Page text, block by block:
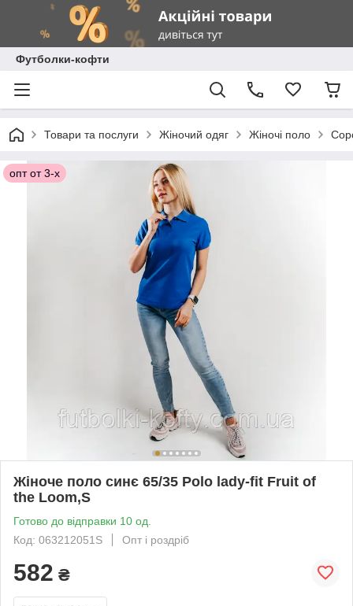
Футболки-кофти
Товари та послуги Жіночий одяг Жіночі поло
опт от 3-х
Жіноче поло синє 65/35 Polo lady-fit Fruit of
the Loom,S
Готово до відправки 10 од.
Код: 063212051S
Опт і роздріб
582 ₴